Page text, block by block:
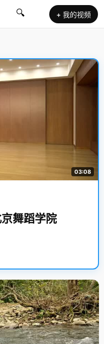
🔍 + 我的视频
03:08
舞蹈学院